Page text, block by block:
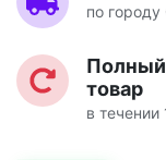
по
Полный
товар
в течении